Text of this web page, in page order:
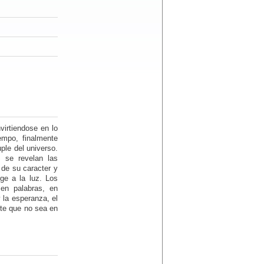
en lo
finalmente
del universo.
se revelan las
su caracter y
a la luz. Los
palabras, en
esperanza, el
que no sea en